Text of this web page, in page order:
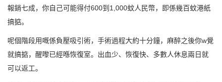
報銷七成，你自己可能得付600到1,000蚊人民幣，即係幾百蚊港紙
搞掂。
呢個階段用嘅係負壓吸引術，手術過程大約十分鐘，麻醉之後你w覺
就搞掂，醒嚟已經喺恢復室。出血少、恢復快、多數人休息兩日就
可以返工。